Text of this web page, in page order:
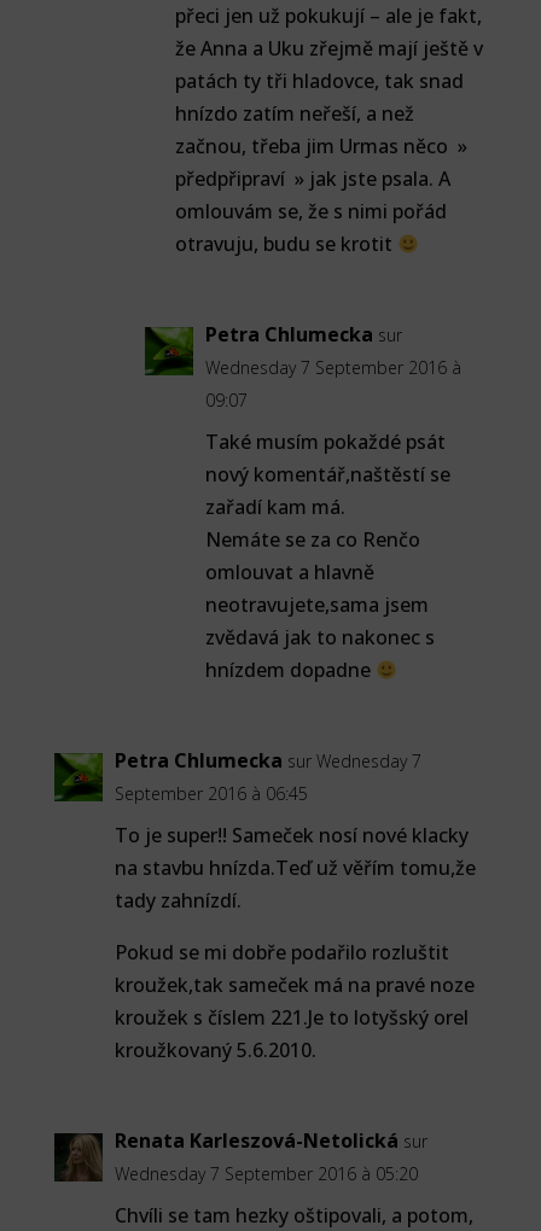
přeci jen už pokukují – ale je fakt,
že Anna a Uku zřejmě mají ještě v
patách ty tři hladovce, tak snad
hnízdo zatím neřeší, a než
začnou, třeba jim Urmas něco »
předpřipraví » jak jste psala. A
omlouvám se, že s nimi pořád
otravuju, budu se krotit
Petra Chlumecka sur
Wednesday 7 September 2016 à
09:07
Také musím pokaždé psát
nový komentář,naštěstí se
zařadí kam má.
Nemáte se za co Renčo
omlouvat a hlavně
neotravujete,sama jsem
zvědavá jak to nakonec s
hnízdem dopadne
Petra Chlumecka sur Wednesday 7
September 2016 à 06:45
To je super!! Sameček nosí nové klacky
na stavbu hnízda.Teď už věřím tomu,že
tady zahnízdí.
Pokud se mi dobře podařilo rozluštit
kroužek,tak sameček má na pravé noze
kroužek s číslem 221.Je to lotyšský orel
kroužkovaný 5.6.2010.
Renata Karleszová-Netolická sur
Wednesday 7 September 2016 à 05:20
Chvíli se tam hezky oštipovali, a potom,